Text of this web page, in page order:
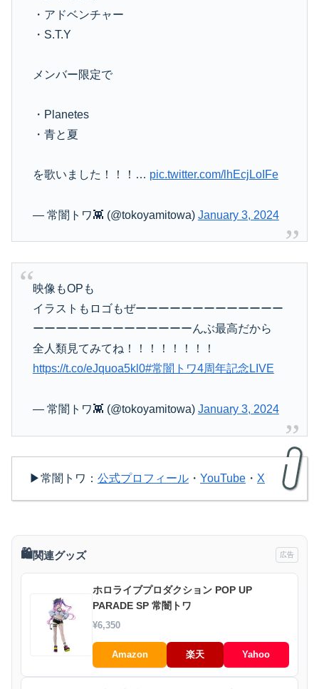
・アドベンチャー
・S.T.Y
メンバー限定で
・Planetes
・青と夏
を歌いました！！！… pic.twitter.com/lhEcjLoIFe
— 常闇トワ👾 (@tokoyamitowa) January 3, 2024
映像もOPも
イラストもロゴもぜーーーーーーーーーーーーー
ーーーーーーーーーーーーーーんぶ最高だから
全人類見てみてね！！！！！！！！
https://t.co/eJquoa5kl0#常闇トワ4周年記念LIVE
— 常闇トワ👾 (@tokoyamitowa) January 3, 2024
▶常闇トワ： 公式プロフィール ・ YouTube ・ X
🛍️関連グッズ 広告
ホロライブプロダクション POP UP
PARADE SP 常闇トワ
¥6,350
Amazon 楽天 Yahoo